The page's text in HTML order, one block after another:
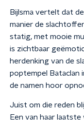
Bijlsma vertelt dat
manier de
statig, met mooie
is zichtbaar
herdenking van de
poptempel Bataclan
de namen hoor
Juist om die reden
Een van haar